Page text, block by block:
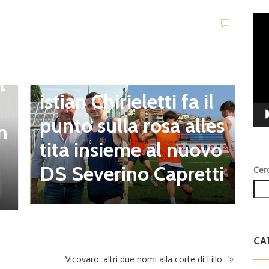
istian Chirieletti fa il
punto sulla rosa alles
tita insieme al nuovo
DS Severino Capretti
Vicovaro: altri due nomi alla corte di Lillo